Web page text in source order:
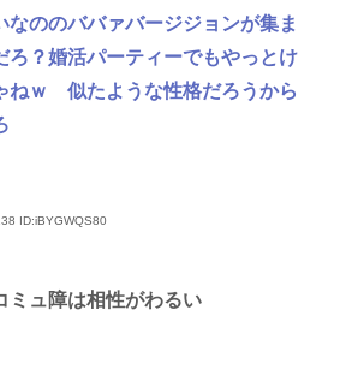
なののババァバージジョンが集ま
ろ？婚活パーティーでもやっとけ
ねｗ 似たような性格だろうから
ID:iBYGWQS80
ミュ障は相性がわるい